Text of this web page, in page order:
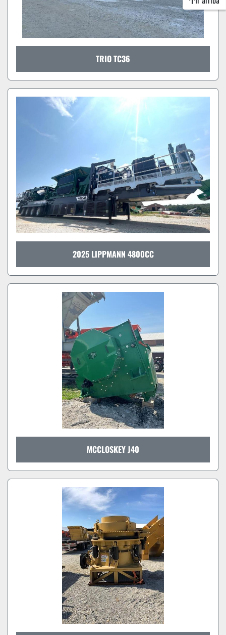
TRIO TC36
2025 LIPPMANN 4800CC
MCCLOSKEY J40